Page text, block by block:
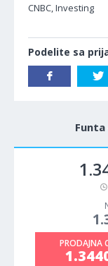
CNBC, Investing
Podelite sa
PRODAJNA